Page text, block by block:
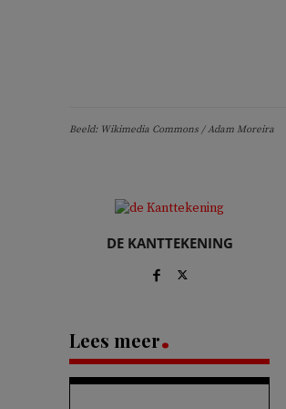
Beeld: Wikimedia Commons / Adam Moreira
DE KANTTEKENING
Lees meer